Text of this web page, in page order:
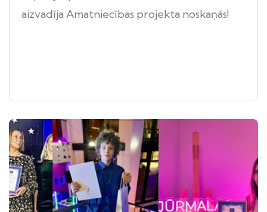
aizvadīja Amatniecības projekta noskaņās!